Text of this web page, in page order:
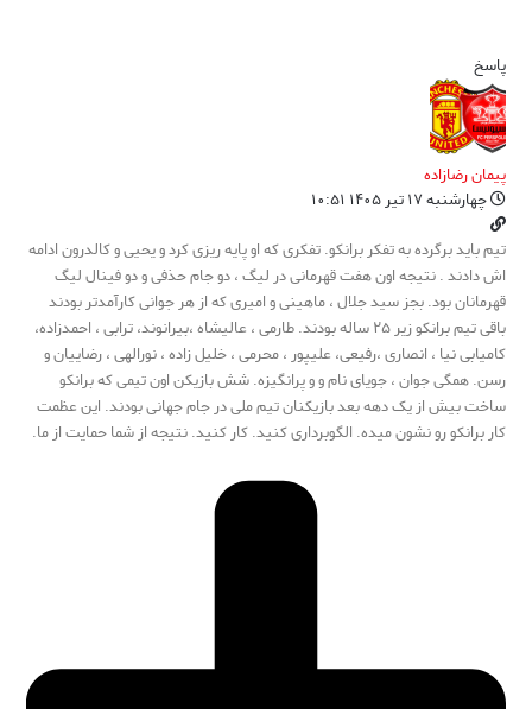
پاسخ
پیمان رضازاده
چهارشنبه ۱۷ تیر ۱۴۰۵ ۱۰:۵۱
تیم باید برگرده به تفکر برانکو. تفکری که او پایه ریزی کرد و یحیی و کالدرون ادامه
اش دادند . نتیجه اون هفت قهرمانی در لیگ ، دو جام حذفی و دو فینال لیگ
قهرمانان بود. بجز سید جلال ، ماهینی و امیری که از هر جوانی کارآمدتر بودند
باقی تیم برانکو زیر ۲۵ ساله بودند. طارمی ، عالیشاه ،بیرانوند، ترابی ، احمدزاده،
کامیابی نیا ، انصاری ،رفیعی، علیپور ، محرمی ، خلیل زاده ، نورالهی ، رضاییان و
رسن. همگی جوان ، جویای نام و و پرانگیزه. شش بازیکن اون تیمی که برانکو
ساخت بیش از یک دهه بعد بازیکنان تیم ملی در جام جهانی بودند. این عظمت
کار برانکو رو نشون میده. الگوبرداری کنید. کار کنید. نتیجه از شما حمایت از ما.